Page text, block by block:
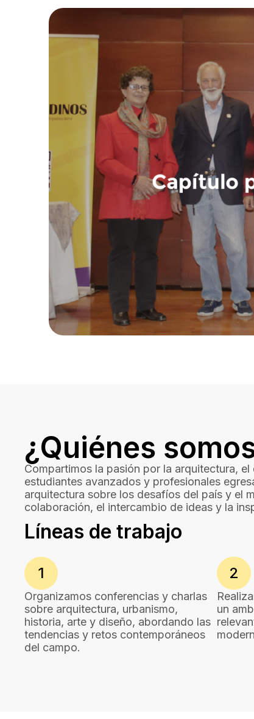
¿Quiénes
Compartimos la pasión por la arquitectura,
estudiantes avanzados y profesionales
arquitectura sobre los desafíos del país y el
colaboración, el intercambio de ideas y la
Líneas de trabajo
1
Organizamos conferencias y charlas
sobre arquitectura, urbanismo,
historia, arte y diseño, abordando las
tendencias y retos contemporáneos
del campo.
2
un